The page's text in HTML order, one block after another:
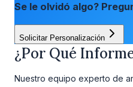
Se le olvidó algo?
Solicitar Personalización
¿Por Qué
Nuestro equipo experto de